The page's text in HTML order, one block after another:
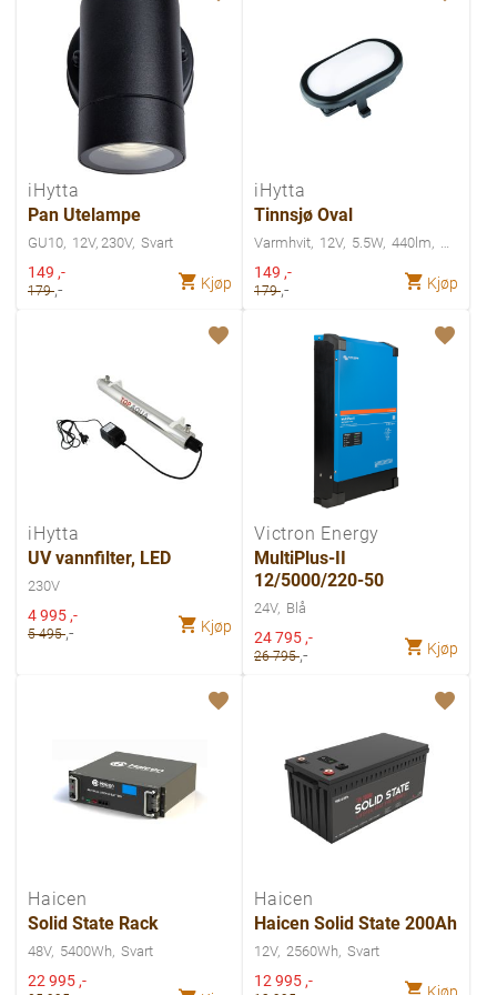
iHytta
Pan Utelampe
GU10 12V, 230V Svart
Spesialpris
149 ,-
179,- Kjøp
iHytta
Tinnsjø Oval
Varmhvit 12V 5.5W 440lm
Spesialpris
149 ,-
179,- Kjøp
iHytta
UV vannfilter, LED
230V
Spesialpris
4 995 ,-
5 495,- Kjøp
Victron Energy
MultiPlus-II
12/5000/220-50
24V Blå
Spesialpris
24 795 ,-
26 795,- Kjøp
Haicen
Solid State Rack
48V 5400Wh Svart
Spesialpris
22 995 ,-
Haicen
Haicen Solid State 200Ah
12V 2560Wh Svart
Spesialpris
12 995 ,-
Kjøp